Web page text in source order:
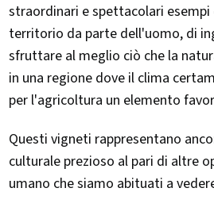
straordinari e spettacolari
territorio da parte dell'uomo, di
sfruttare al meglio ciò che la
in una regione dove il clima
per l'agricoltura un elemento
Questi vigneti rappresentano
culturale prezioso al pari di altre
umano che siamo abituati a